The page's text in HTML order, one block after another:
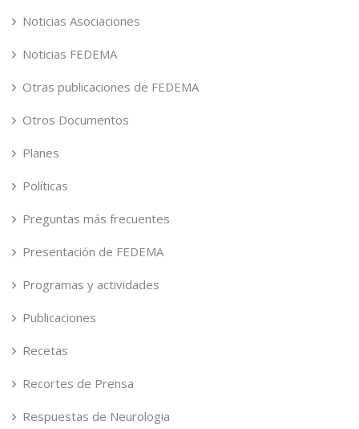
Noticias Asociaciones
Noticias FEDEMA
Otras publicaciones de FEDEMA
Otros Documentos
Planes
Políticas
Preguntas más frecuentes
Presentación de FEDEMA
Programas y actividades
Publicaciones
Recetas
Recortes de Prensa
Respuestas de Neurologia